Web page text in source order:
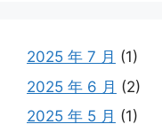
2025 年 7 月 (1)
2025 年 6 月 (2)
2025 年 5 月 (1)